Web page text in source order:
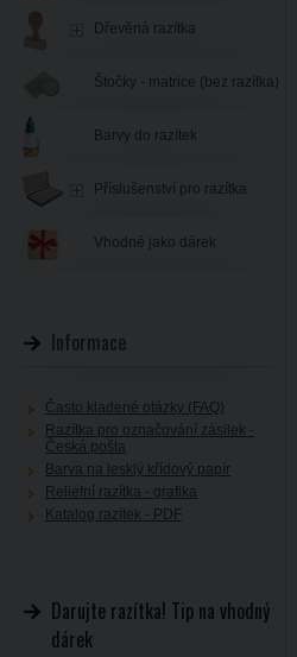
Dřevěná razítka
Štočky - matrice (bez razítka)
Barvy do razítek
Příslušenství pro razítka
Vhodné jako dárek
Informace
Často kladené otázky (FAQ)
Razítka pro označování zásilek -
Česká pošta
Barva na lesklý křídový papír
Reliéfní razítka - grafika
Katalog razítek - PDF
Darujte razítka! Tip na vhodný
dárek